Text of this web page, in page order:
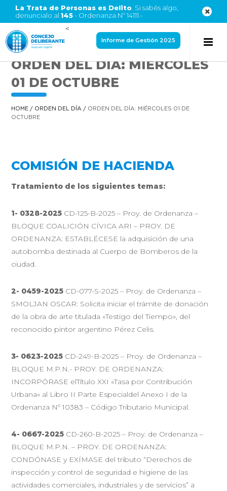
La Trata de Personas es Delito . Si sabés algo,
denuncialo al 145- Ordenanza Nº 14111.-
<
Informe de Gestión 2025
ORDEN DEL DÍA: MIÉRCOLES
01 DE OCTUBRE
HOME / ORDEN DEL DÍA / ORDEN DEL DÍA: MIÉRCOLES 01 DE
OCTUBRE
COMISIÓN DE HACIENDA
Tratamiento de los siguientes temas:
1- 0328-2025 CD-125-B-2025 – Proy. de Ordenanza –
BLOQUE COALICIÓN CÍVICA ARI – PROY. DE
ORDENANZA: ESTABLÉCESE la adquisición de una
autobomba destinada al Cuerpo de Bomberos de la
ciudad.
2- 0459-2025 CD-077-S-2025 – Proy. de Ordenanza –
SMOLJAN OSCAR: Solicita iniciar el trámite de donación
de la obra de arte titulada «Testigo del Tiempo», del
reconocido pintor argentino Pérez Celis.
3- 0623-2025 CD-249-B-2025 – Proy. de Ordenanza –
BLOQUE M.P.N.- PROY. DE ORDENANZA:
INCORPÓRASE elTítulo XXI «Tasa por Contribución
Urbana» al Libro II Parte Especialdel Anexo I de la
Ordenanza Nº 10383 – Código Tributario Municipal.
4- 0667-2025 CD-260-B-2025 – Proy. de Ordenanza –
BLOQUE M.P.N. – PROY. DE ORDENANZA:
CONDÓNASE y EXÍMASE del tributo “Derechos de
inspección y control de seguridad e higiene de las
actividades comerciales, industriales y de servicios” a